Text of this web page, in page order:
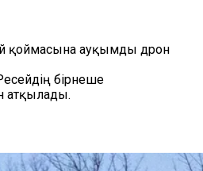
қоймасына ауқымды дрон
бірнеше
атқылады.